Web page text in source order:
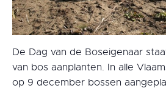
De Dag van de Boseigenaar
van bos aanplanten. In alle
op 9 december bossen